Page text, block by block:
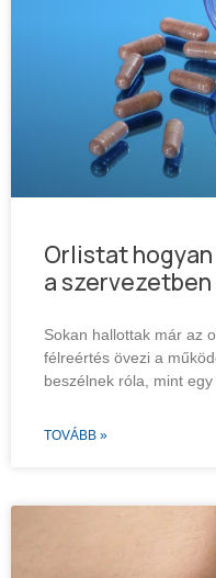
Orlistat
a
Sokan hallottak már az
félreértés övezi a
beszélnek róla, mint egy
TOVÁBB »